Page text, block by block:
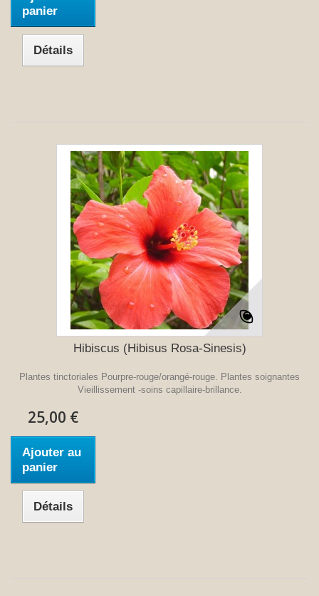
panier
Détails
Hibiscus (Hibisus Rosa-Sinesis)
Plantes tinctoriales Pourpre-rouge/orangé-rouge. Plantes soignantes
Vieillissement -soins capillaire-brillance.
25,00 €
Ajouter au
panier
Détails